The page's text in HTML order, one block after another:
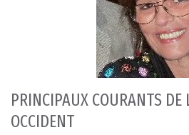
PRINCIPAUX COURANTS DE
OCCIDENT